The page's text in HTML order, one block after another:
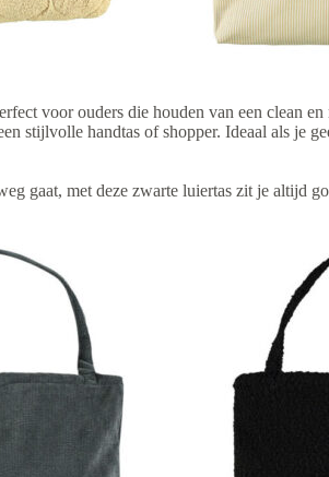
voor ouders die houden van een clean
stijlvolle handtas of shopper. Ideaal als je
gaat, met deze zwarte luiertas zit je altijd